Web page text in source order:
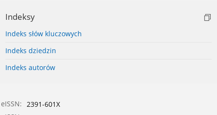
Indeksy
Indeks słów kluczowych
Indeks dziedzin
Indeks autorów
eISSN: 2391-601X